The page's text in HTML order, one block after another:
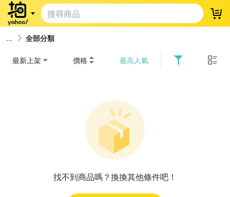
登
全部分類
最新上架 價格 最高人氣
找不到商品嗎？換換其他條件吧！